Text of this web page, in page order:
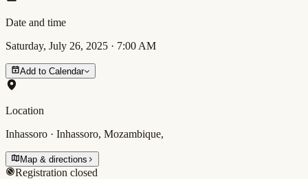
Date and time
Saturday, July 26, 2025 · 7:00 AM
Add to Calendar
Location
Inhassoro · Inhassoro, Mozambique,
Map & directions
Registration closed